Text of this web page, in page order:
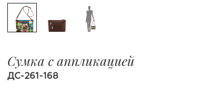
Сумка с аппликацией
ДС-261-168